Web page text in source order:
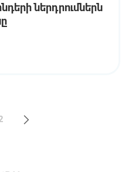
ներդրումներն